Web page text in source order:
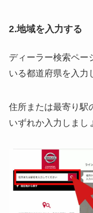
2.地域を入力する
ディーラー検索ペー
いる都道府県を入力
住所または最寄り駅
いずれか入力しまし